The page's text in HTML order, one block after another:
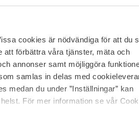
cookies är nödvändiga för att du
förbättra våra tjänster, mäta och
annonser samt möjliggöra
samlas in delas med
medan du under ”Inställningar” kan
För mer information se vår
Kontakta oss
Vanliga frågor & svar
Spåra min beställning
reklamationer